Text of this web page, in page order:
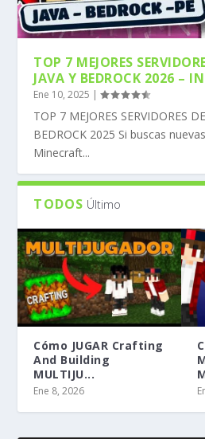
TOP 7 MEJORES
JAVA Y BEDROCK 2026 –
Ene 10, 2025 |
TOP 7 MEJORES SERVIDORES
BEDROCK 2025 Si buscas
Minecraft...
TODOS Último
Cómo JUGAR Crafting
And Building
MULTIJU...
Ene 8, 2026